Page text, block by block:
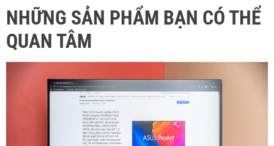
NHỮNG SẢN PHẨM BẠN CÓ THỂ
QUAN TÂM